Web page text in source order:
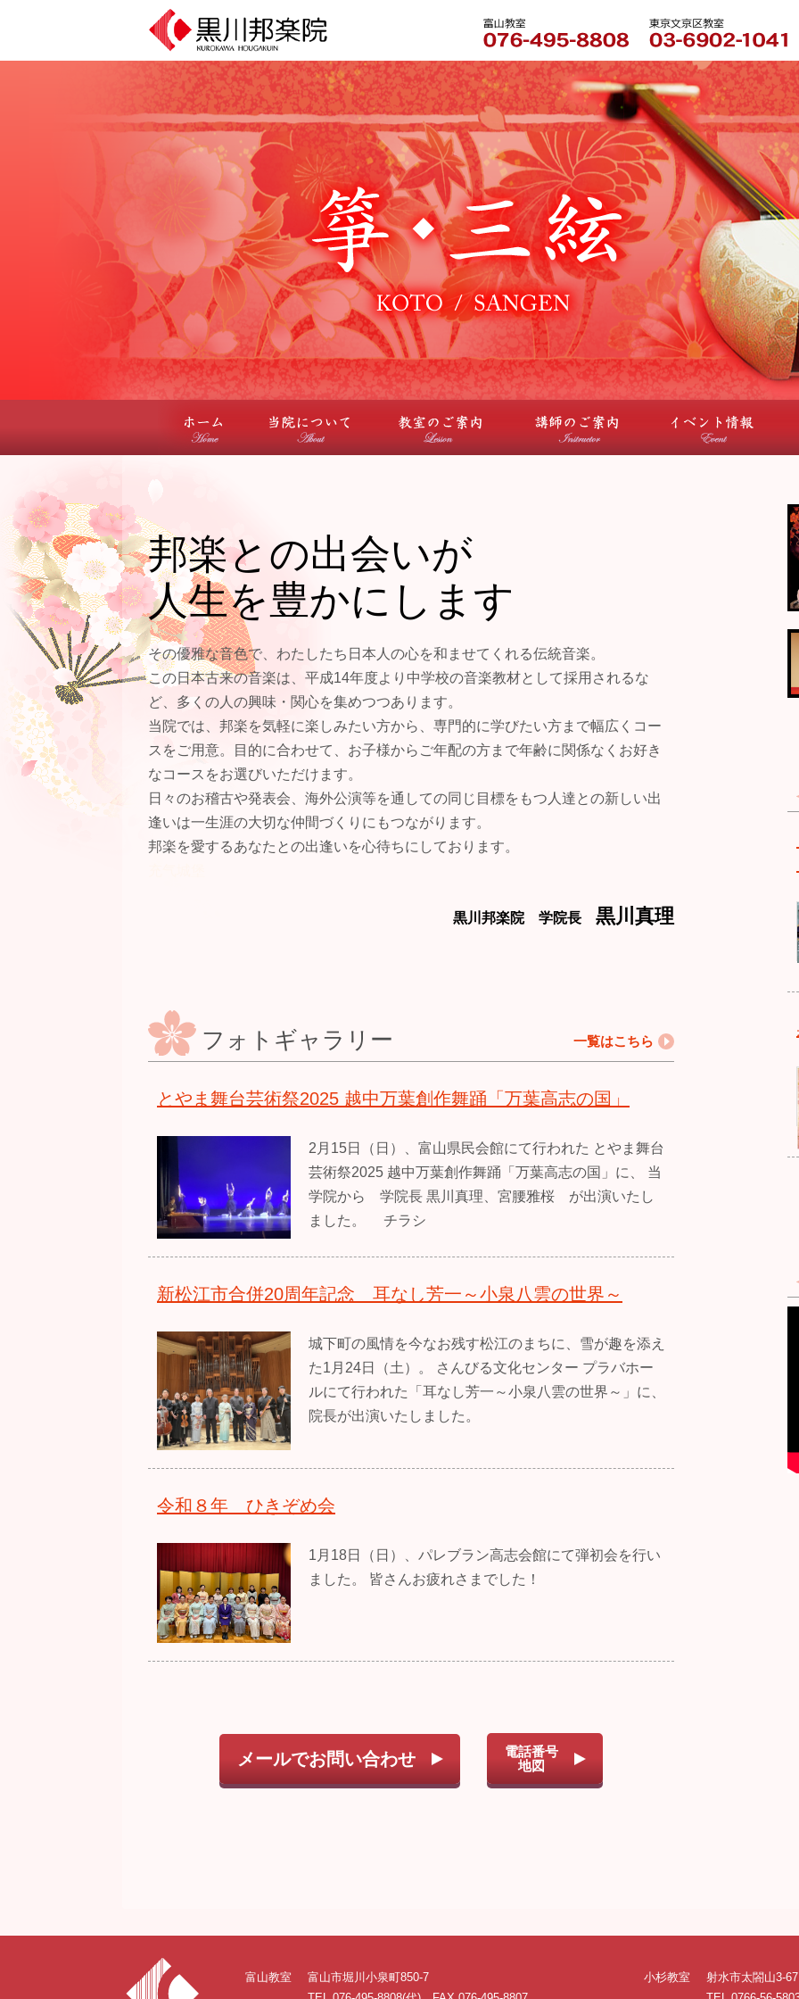
邦楽との出会いが
人生を豊かにします
その優雅な音色で、わたしたち日本人の心を和ませてくれる伝統音楽。
この日本古来の音楽は、平成14年度より中学校の音楽教材として採用されるな
ど、多くの人の興味・関心を集めつつあります。
当院では、邦楽を気軽に楽しみたい方から、専門的に学びたい方まで幅広くコー
スをご用意。目的に合わせて、お子様からご年配の方まで年齢に関係なくお好き
なコースをお選びいただけます。
日々のお稽古や発表会、海外公演等を通しての同じ目標をもつ人達との新しい出
逢いは一生涯の大切な仲間づくりにもつながります。
邦楽を愛するあなたとの出逢いを心待ちにしております。
黒川邦楽院 学院長 黒川真理
フォトギャラリー 一覧はこちら
とやま舞台芸術祭2025 越中万葉創作舞踊「万葉高志の国」
2月15日（日）、富山県民会館にて行われた とやま舞台
芸術祭2025 越中万葉創作舞踊「万葉高志の国」に、 当
学院から 学院長 黒川真理、宮腰雅桜 が出演いたし
ました。 チラシ
新松江市合併20周年記念 耳なし芳一～小泉八雲の世界～
城下町の風情を今なお残す松江のまちに、雪が趣を添え
た1月24日（土）。 さんびる文化センター プラバホー
ルにて行われた「耳なし芳一～小泉八雲の世界～」に、
院長が出演いたしました。
令和８年 ひきぞめ会
1月18日（日）、パレブラン高志会館にて弾初会を行い
ました。 皆さんお疲れさまでした！
メールでお問い合わせ
電話番号
地図
富山教室
富山市堀川小泉町850-7
小杉教室
射水市太閤山3-67